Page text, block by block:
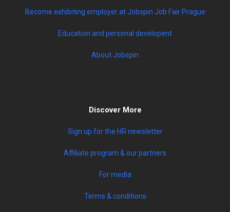
Become exhibiting employer at Jobspin Job Fair Prague
Education and personal developent
About Jobspin
Discover More
Sign up for the HR newsletter
Affiliate program & our partners
For media
Terms & conditions